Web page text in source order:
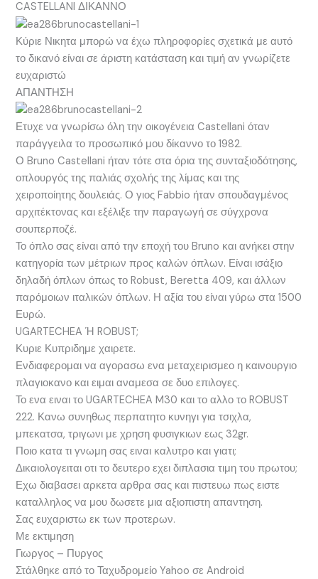
CASTELLANI ΔΙΚΑΝΝΟ
Κύριε Νικητα μπορώ να έχω πληροφορίες σχετικά με αυτό
το δικανό είναι σε άριστη κατάσταση και τιμή αν γνωρίζετε
ευχαριστώ
ΑΠΑΝΤΗΣΗ
Ετυχε να γνωρίσω όλη την οικογένεια Castellani όταν
παράγγειλα το προσωπικό μου δίκαννο το 1982.
Ο Bruno Castellani ήταν τότε στα όρια της συνταξιοδότησης,
οπλουργός της παλιάς σχολής της λίμας και της
χειροποίητης δουλειάς. Ο γιος Fabbio ήταν σπουδαγμένος
αρχιτέκτονας και εξέλιξε την παραγωγή σε σύγχρονα
σουπερποζέ.
Το όπλο σας είναι από την εποχή του Bruno και ανήκει στην
κατηγορία των μέτριων προς καλών όπλων. Είναι ισάξιο
δηλαδή όπλων όπως το Robust, Beretta 409, και άλλων
παρόμοιων ιταλικών όπλων. Η αξία του είναι γύρω στα 1500
Ευρώ.
UGARTECHEA Ή ROBUST;
Κυριε Κυπριδημε χαιρετε.
Ενδιαφερομαι να αγορασω ενα μεταχειρισμεο η καινουργιο
πλαγιοκανο και ειμαι αναμεσα σε δυο επιλογες.
Το ενα ειναι το UGARTECHEA M30 και το αλλο το ROBUST
222. Κανω συνηθως περπατητο κυνηγι για τσιχλα,
μπεκατσα, τριγωνι με χρηση φυσιγκιων εως 32gr.
Ποιο κατα τι γνωμη σας ειναι καλυτρο και γιατι;
Δικαιολογειται οτι το δευτερο εχει διπλασια τιμη του πρωτου;
Εχω διαβασει αρκετα αρθρα σας και πιστευω πως ειστε
καταλληλος να μου δωσετε μια αξιοπιστη απαντηση.
Σας ευχαριστω εκ των προτερων.
Με εκτιμηση
Γιωργος – Πυργος
Στάλθηκε από το Ταχυδρομείο Yahoo σε Android